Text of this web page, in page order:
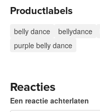
Productlabels
belly dance bellydance
purple belly dance
Reacties
Een reactie achterlaten